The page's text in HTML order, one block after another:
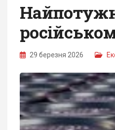
29 березня 2026